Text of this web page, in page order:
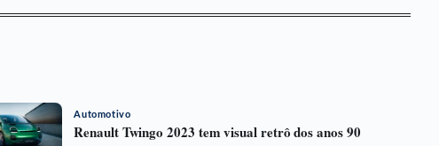
Automotivo
Renault Twingo 2023 tem visual retrô dos anos 90